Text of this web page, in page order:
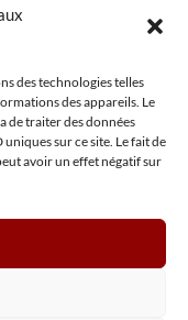
des technologies telles
des appareils. Le
de traiter des données
sur ce site. Le fait de
avoir un effet négatif sur